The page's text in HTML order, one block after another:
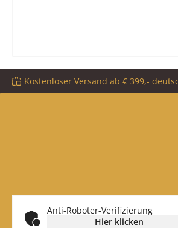
Kostenloser Versand ab € 399,-
Anti-Roboter-Verifizierung
Hier klicken